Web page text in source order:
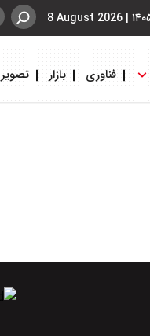
|
8 August 2026
فناوری بازار تصویر